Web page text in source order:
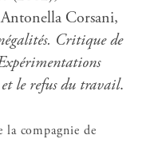
Corsani,
Critique de
le refus du travail.
la compagnie de